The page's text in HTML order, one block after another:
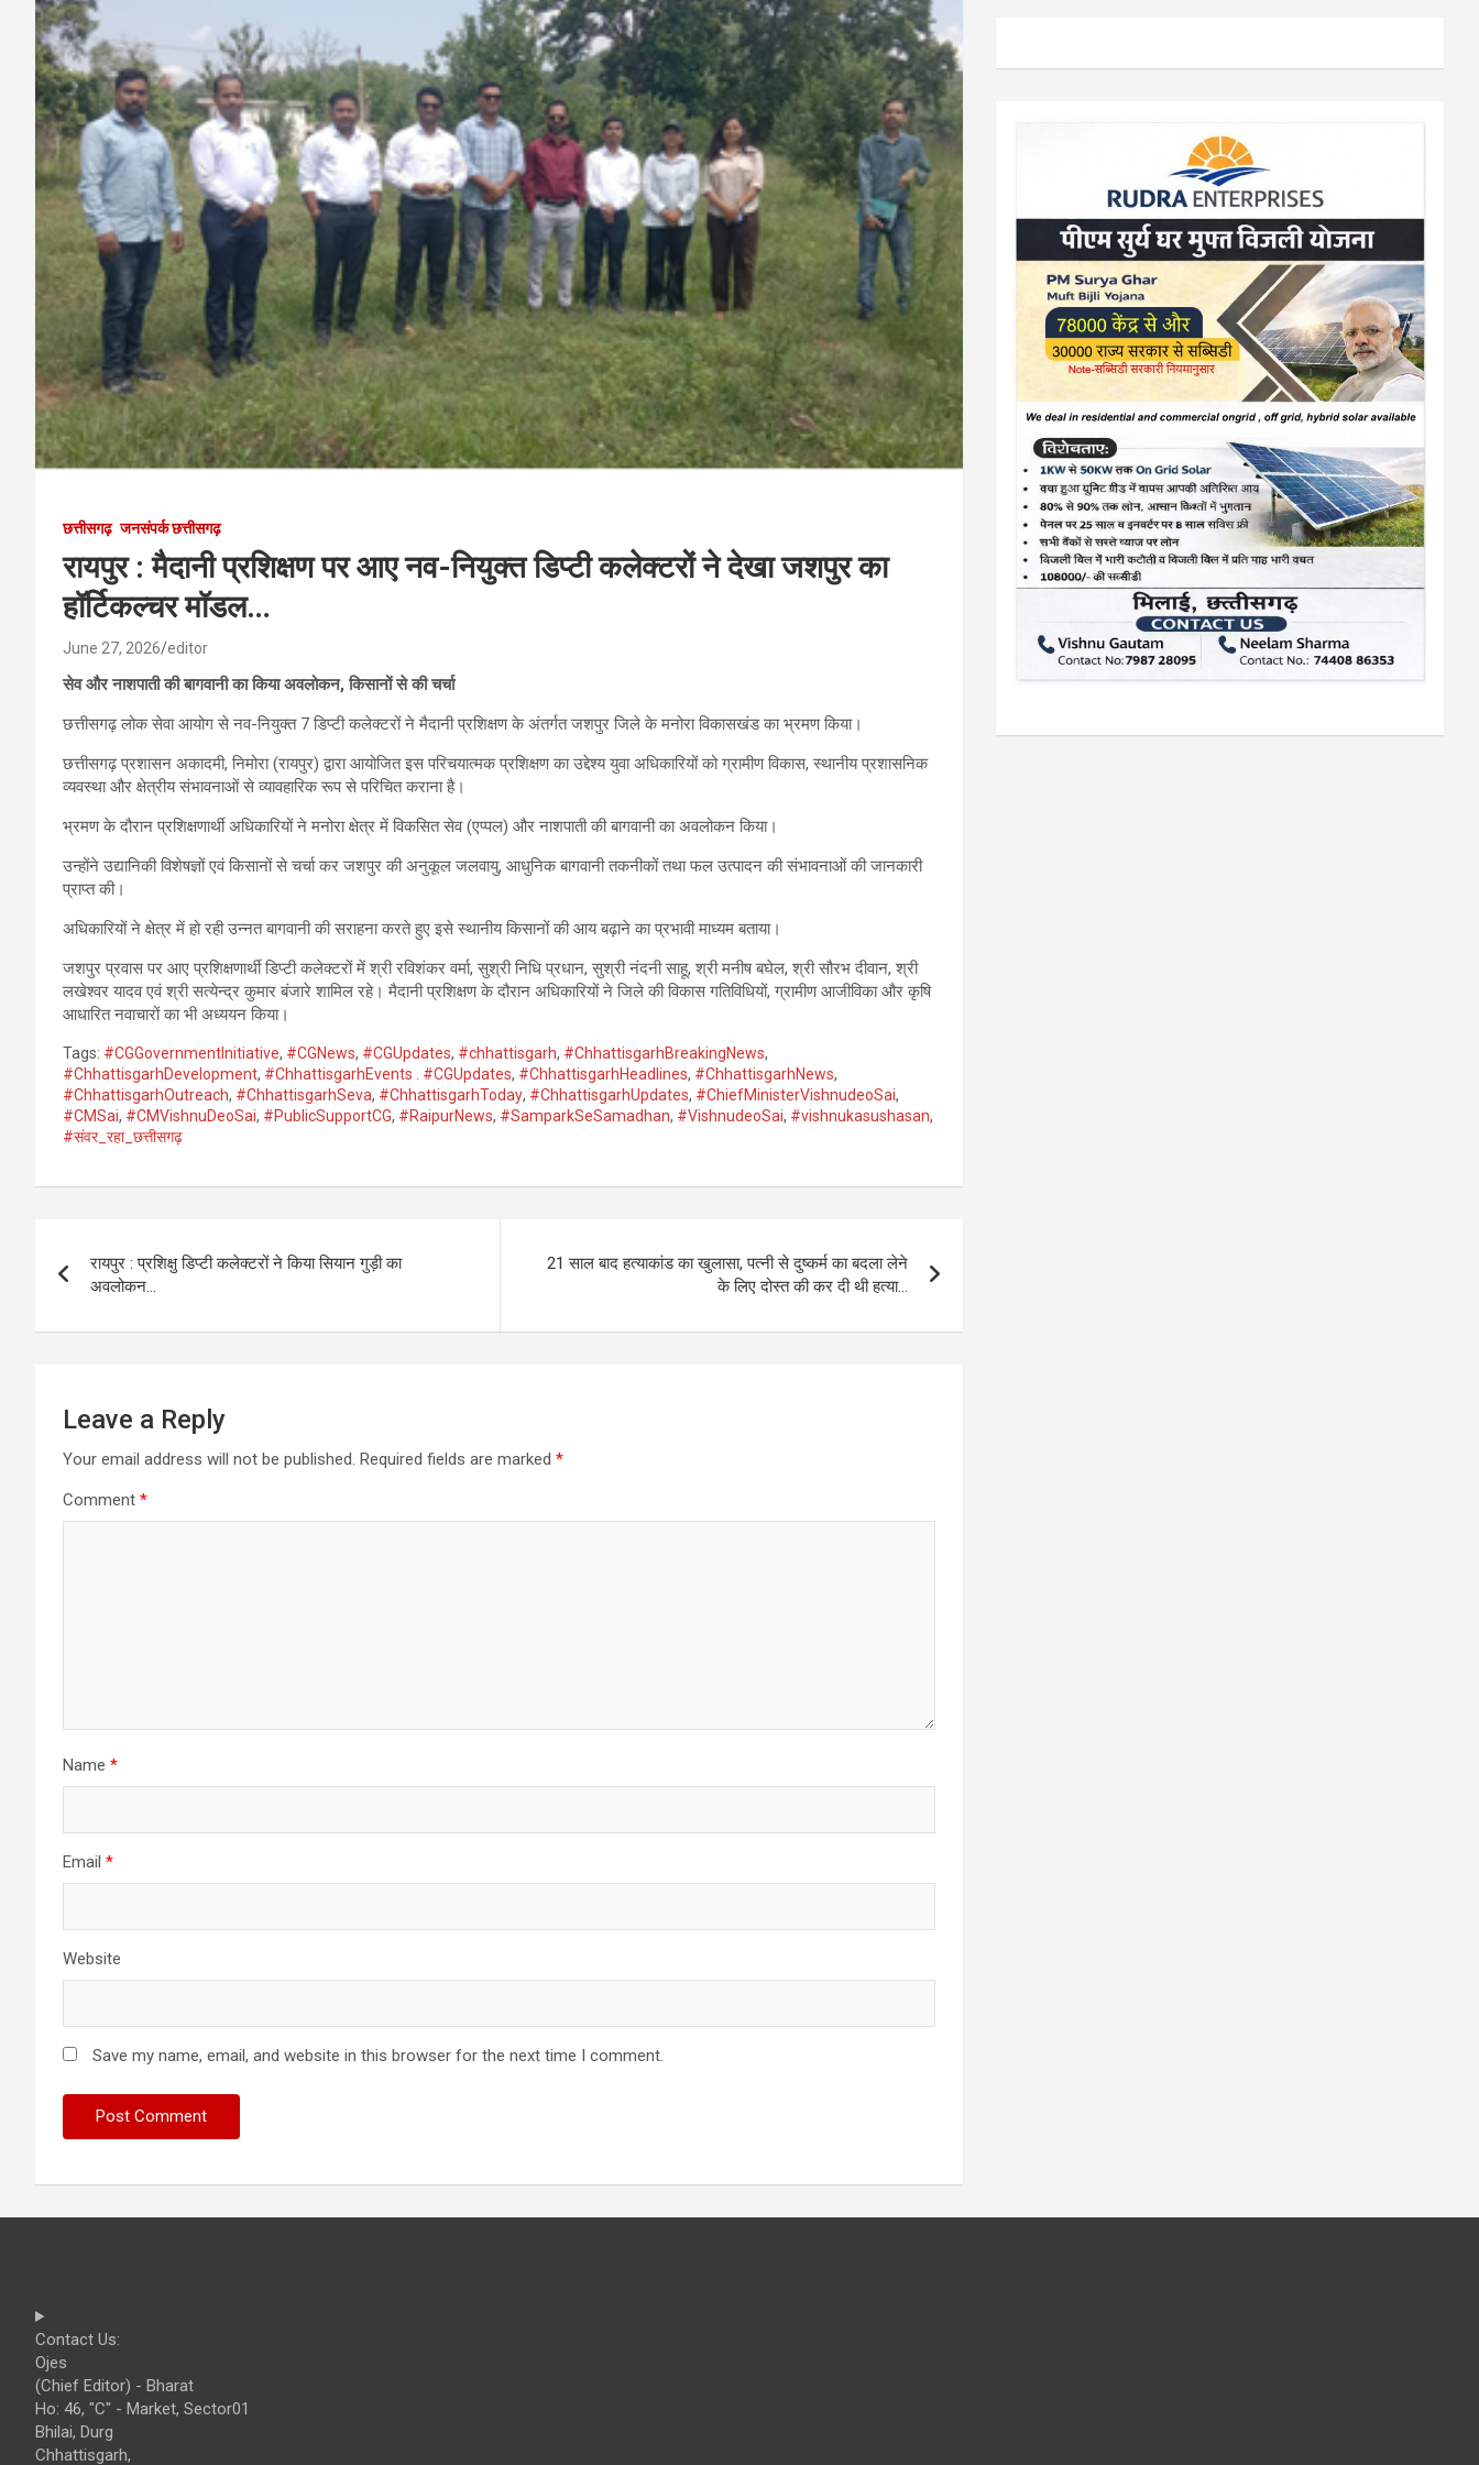
छत्तीसगढ़ जनसंपर्क छत्तीसगढ़
रायपुर : मैदानी प्रशिक्षण पर आए नव-नियुक्त डिप्टी कलेक्टरों ने देखा जशपुर का
हॉर्टिकल्चर मॉडल…
June 27, 2026 editor
सेव और नाशपाती की बागवानी का किया अवलोकन, किसानों से की चर्चा
छत्तीसगढ़ लोक सेवा आयोग से नव-नियुक्त 7 डिप्टी कलेक्टरों ने मैदानी प्रशिक्षण के अंतर्गत जशपुर जिले के मनोरा विकासखंड का भ्रमण किया।
छत्तीसगढ़ प्रशासन अकादमी, निमोरा (रायपुर) द्वारा आयोजित इस परिचयात्मक प्रशिक्षण का उद्देश्य युवा अधिकारियों को ग्रामीण विकास, स्थानीय प्रशासनिक
व्यवस्था और क्षेत्रीय संभावनाओं से व्यावहारिक रूप से परिचित कराना है।
भ्रमण के दौरान प्रशिक्षणार्थी अधिकारियों ने मनोरा क्षेत्र में विकसित सेव (एप्पल) और नाशपाती की बागवानी का अवलोकन किया।
उन्होंने उद्यानिकी विशेषज्ञों एवं किसानों से चर्चा कर जशपुर की अनुकूल जलवायु, आधुनिक बागवानी तकनीकों तथा फल उत्पादन की संभावनाओं की जानकारी
प्राप्त की।
अधिकारियों ने क्षेत्र में हो रही उन्नत बागवानी की सराहना करते हुए इसे स्थानीय किसानों की आय बढ़ाने का प्रभावी माध्यम बताया।
जशपुर प्रवास पर आए प्रशिक्षणार्थी डिप्टी कलेक्टरों में श्री रविशंकर वर्मा, सुश्री निधि प्रधान, सुश्री नंदनी साहू, श्री मनीष बघेल, श्री सौरभ दीवान, श्री
लखेश्वर यादव एवं श्री सत्येन्द्र कुमार बंजारे शामिल रहे। मैदानी प्रशिक्षण के दौरान अधिकारियों ने जिले की विकास गतिविधियों, ग्रामीण आजीविका और कृषि
आधारित नवाचारों का भी अध्ययन किया।
Tags: #CGGovernmentInitiative, #CGNews, #CGUpdates, #chhattisgarh, #ChhattisgarhBreakingNews,
#ChhattisgarhDevelopment, #ChhattisgarhEvents . #CGUpdates, #ChhattisgarhHeadlines, #ChhattisgarhNews,
#ChhattisgarhOutreach, #ChhattisgarhSeva, #ChhattisgarhToday, #ChhattisgarhUpdates, #ChiefMinisterVishnudeoSai,
#CMSai, #CMVishnuDeoSai, #PublicSupportCG, #RaipurNews, #SamparkSeSamadhan, #VishnudeoSai, #vishnukasushasan,
#संवर_रहा_छत्तीसगढ़
navigation
रायपुर : प्रशिक्षु डिप्टी कलेक्टरों ने किया सियान गुड़ी का
अवलोकन…
21 साल बाद हत्याकांड का खुलासा, पत्नी से दुष्कर्म का बदला लेने
के लिए दोस्त की कर दी थी हत्या…
Leave a Reply
Your email address will not be published. Required fields are marked *
Comment *
Name *
Email *
Website
Save my name, email, and website in this browser for the next time I comment.
Contact Us:
Ojes
(Chief Editor) - Bharat
Ho: 46, "C" - Market, Sector01
Bhilai, Durg
Chhattisgarh,